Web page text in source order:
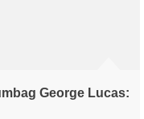
George Lucas: